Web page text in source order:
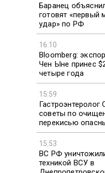
Баранец
готовят «первый
удар» по РФ
16:10
Bloomberg:
Чен Ыне принес
четыре года
15:59
Гастроэнтеролог
советы по
перекисью
15:53
ВС РФ
техникой ВСУ в